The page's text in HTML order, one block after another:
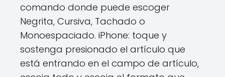
comando donde puede escoger
Negrita, Cursiva, Tachado o
Monoespaciado. iPhone: toque y
sostenga presionado el artículo que
está entrando en el campo de artículo,